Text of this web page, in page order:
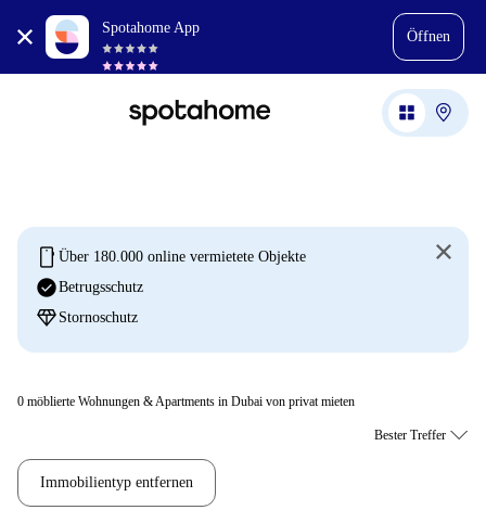
Spotahome App
Öffnen
mobile Über 180.000 online vermietete Objekte
check_circleBetrugsschutz
diamond Stornoschutz
0 möblierte Wohnungen & Apartments in Dubai von privat mieten
Immobilientyp entfernen